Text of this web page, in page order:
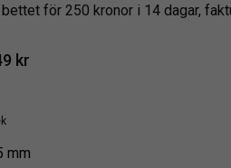
för 250 kronor i 14 dagar,
kr
mm